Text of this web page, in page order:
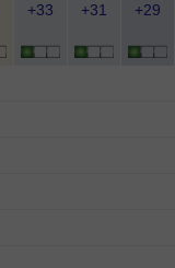
+33 +31 +29